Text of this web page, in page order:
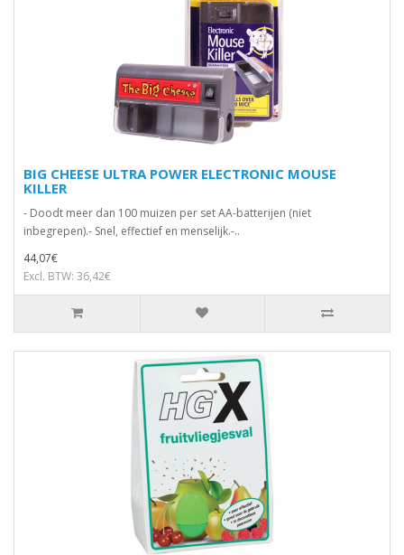
BIG CHEESE ULTRA POWER ELECTRONIC MOUSE
KILLER
- Doodt meer dan 100 muizen per set AA-batterijen (niet
inbegrepen).- Snel, effectief en menselijk.-..
44,07€
Excl. BTW: 36,42€